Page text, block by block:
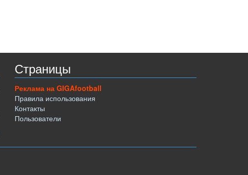
Страницы
Реклама на GIGAfootball
Правила использования
Контакты
Пользователи